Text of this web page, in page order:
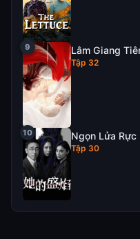
Lâm Giang
Tập 32
Ngọn Lửa Rực
Tập 30